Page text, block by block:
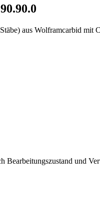
aus Wolframcarbid
Bearbeitungszustand und